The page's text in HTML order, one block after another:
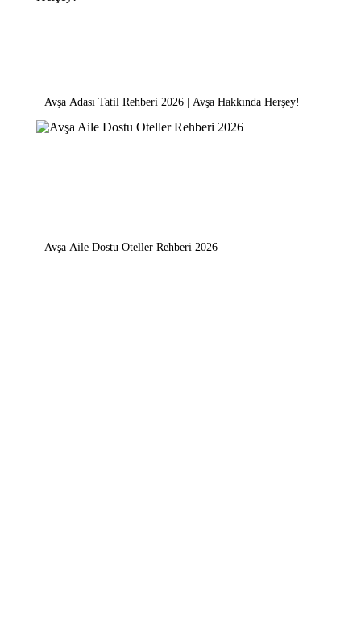
Avşa Adası Tatil Rehberi 2026 | Avşa Hakkında Herşey!
Avşa Aile Dostu Oteller Rehberi 2026